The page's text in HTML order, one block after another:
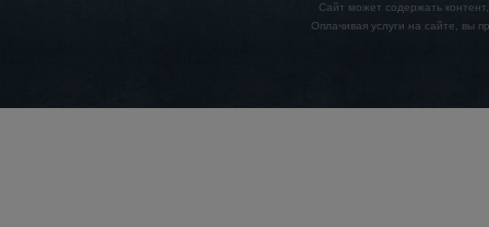
Сайт может содержать
Оплачивая услуги на сайте, вы